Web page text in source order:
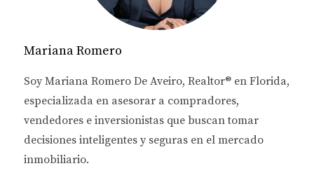
segura y rentable.
CONSIDERACIONES DE
SEGURIDAD
La seguridad es un tema amplio y multifacético que
abarca diversos aspectos al momento de elegir una
propiedad. A continuación, desglosaremos algunas
consideraciones esenciales.
Mariana Romero
Soy Mariana Romero De Aveiro, Realtor® en Florida,
especializada en asesorar a compradores,
vendedores e inversionistas que buscan tomar
decisiones inteligentes y seguras en el mercado
inmobiliario.